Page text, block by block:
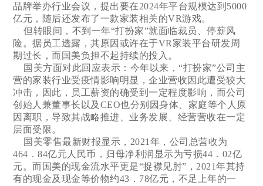
品牌举办行业会议，提出要在2024年平台规模达到5000
亿元，随后还发布了一款家装相关的VR游戏。
但转眼间，不到一年“打扮家”就面临裁员、停薪风
险。据员工透露，其原因或许在于VR家装平台研发周
期过长，而国美负担不起持续的投入。
国美方面对此回应表示：今年以来，“打扮家”公司主
营的家装行业受疫情影响明显，企业营收因此遭受较大
冲击，因此，员工薪资的确受到一定程度影响，而公司
创始人兼董事长以及CEO也分别因身体、家庭等个人原
因离职，导致其战略推进、业务发展、经营营收在一定
层面受限。
国美零售最新财报显示，2021年，公司总营收为
464．84亿元人民币，归母净利润显示为亏损44．02亿
元。而国美的现金流水平更是“捉襟见肘”，2021年其持
有的现金及现金等价物约43．78亿元，不足上年的一